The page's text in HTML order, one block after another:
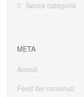
Senza categoria
META
Accedi
Feed dei contenuti